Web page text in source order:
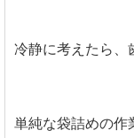
冷静に考えたら、
単純な袋詰めの作